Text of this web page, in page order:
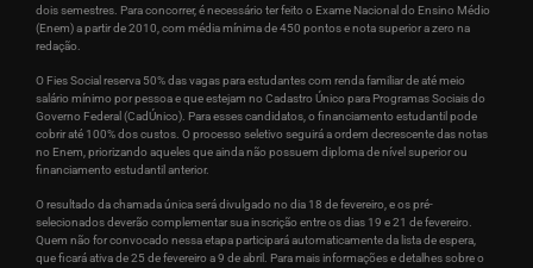
dois semestres. Para concorrer, é necessário ter feito o Exame Nacional do Ensino Médio
(Enem) a partir de 2010, com média mínima de 450 pontos e nota superior a zero na
redação.
O Fies Social reserva 50% das vagas para estudantes com renda familiar de até meio
salário mínimo por pessoa e que estejam no Cadastro Único para Programas Sociais do
Governo Federal (CadÚnico). Para esses candidatos, o financiamento estudantil pode
cobrir até 100% dos custos. O processo seletivo seguirá a ordem decrescente das notas
no Enem, priorizando aqueles que ainda não possuem diploma de nível superior ou
financiamento estudantil anterior.
O resultado da chamada única será divulgado no dia 18 de fevereiro, e os pré-
selecionados deverão complementar sua inscrição entre os dias 19 e 21 de fevereiro.
Quem não for convocado nessa etapa participará automaticamente da lista de espera,
que ficará ativa de 25 de fevereiro a 9 de abril. Para mais informações e detalhes sobre o